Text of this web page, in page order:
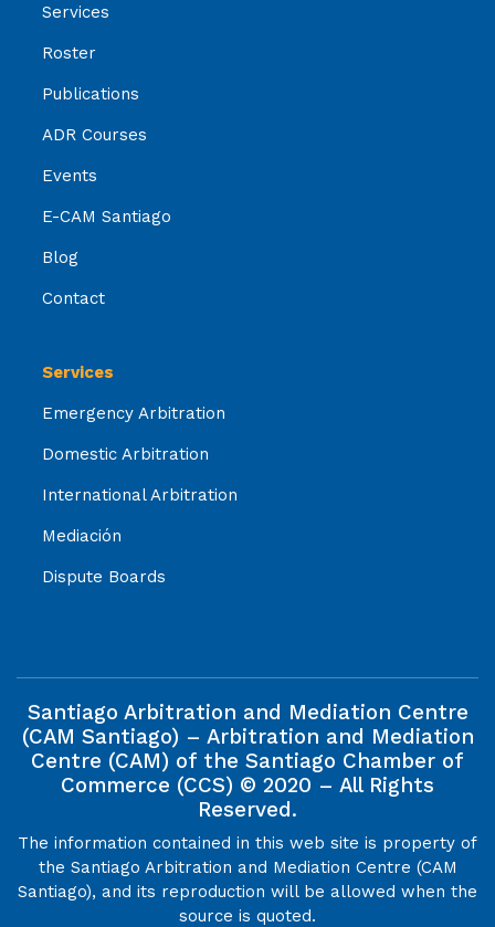
Services
Roster
Publications
ADR Courses
Events
E-CAM Santiago
Blog
Contact
Services
Emergency Arbitration
Domestic Arbitration
International Arbitration
Mediación
Dispute Boards
Santiago Arbitration and Mediation Centre
(CAM Santiago) – Arbitration and Mediation
Centre (CAM) of the Santiago Chamber of
Commerce (CCS) © 2020 – All Rights
Reserved.
The information contained in this web site is property of
the Santiago Arbitration and Mediation Centre (CAM
Santiago), and its reproduction will be allowed when the
source is quoted.